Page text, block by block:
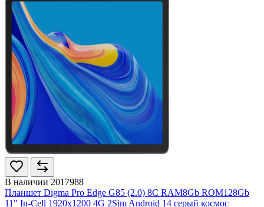
В наличии 2017988
Планшет Digma Pro Edge G85 (2.0) 8C RAM8Gb ROM128Gb
11" In-Cell 1920x1200 4G 2Sim Android 14 серый космос